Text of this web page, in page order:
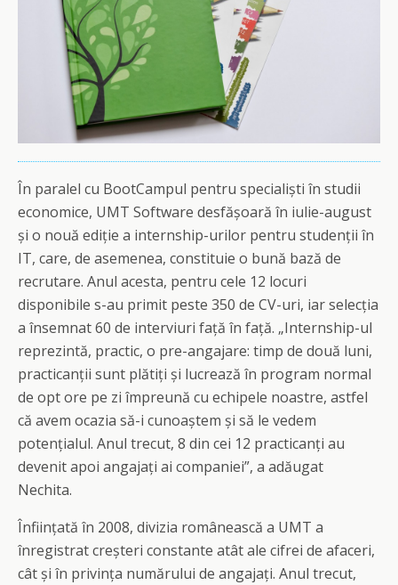
În paralel cu BootCampul pentru specialiști în studii
economice, UMT Software desfășoară în iulie-august
și o nouă ediție a internship-urilor pentru studenții în
IT, care, de asemenea, constituie o bună bază de
recrutare. Anul acesta, pentru cele 12 locuri
disponibile s-au primit peste 350 de CV-uri, iar selecția
a însemnat 60 de interviuri față în față. „Internship-ul
reprezintă, practic, o pre-angajare: timp de două luni,
practicanții sunt plătiți și lucrează în program normal
de opt ore pe zi împreună cu echipele noastre, astfel
că avem ocazia să-i cunoaștem și să le vedem
potențialul. Anul trecut, 8 din cei 12 practicanți au
devenit apoi angajați ai companiei”, a adăugat
Nechita.
Înființată în 2008, divizia românească a UMT a
înregistrat creșteri constante atât ale cifrei de afaceri,
cât și în privința numărului de angajați. Anul trecut,